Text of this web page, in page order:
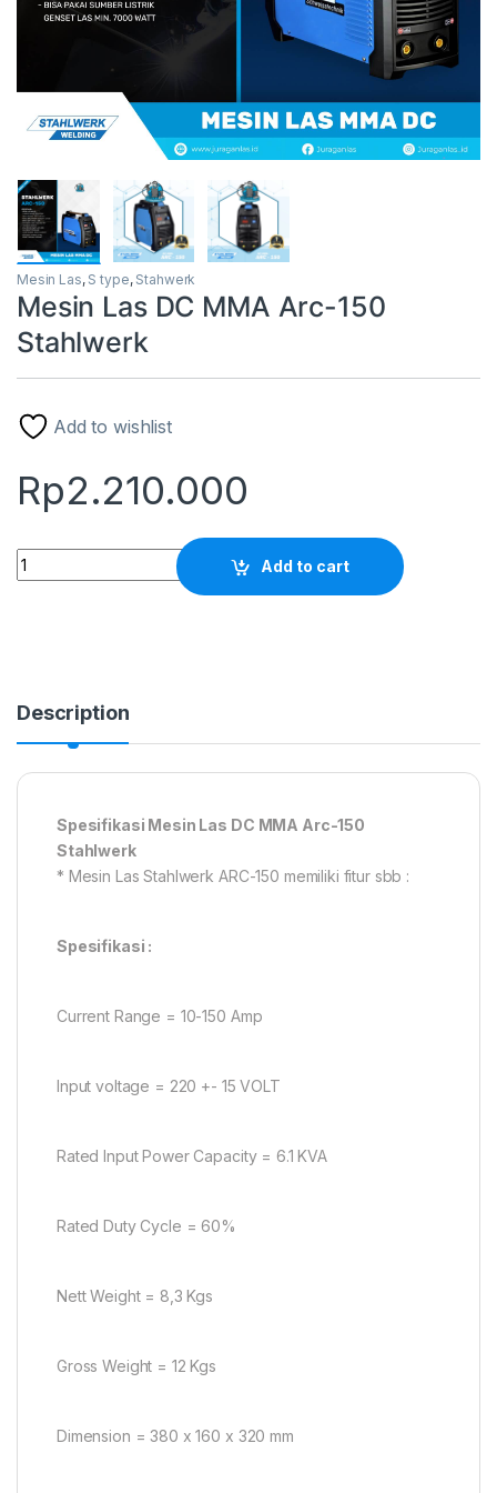
Mesin Las, S type, Stahwerk
Mesin Las DC MMA Arc-150
Stahlwerk
Add to wishlist
Rp2.210.000
Mesin Las DC MMA Arc-150 Stahlwerk quantity
Add to cart
Description
Spesifikasi Mesin Las DC MMA Arc-150
Stahlwerk
* Mesin Las Stahlwerk ARC-150 memiliki fitur sbb :
Spesifikasi :
Current Range = 10-150 Amp
Input voltage = 220 +- 15 VOLT
Rated Input Power Capacity = 6.1 KVA
Rated Duty Cycle = 60%
Nett Weight = 8,3 Kgs
Gross Weight = 12 Kgs
Dimension = 380 x 160 x 320 mm